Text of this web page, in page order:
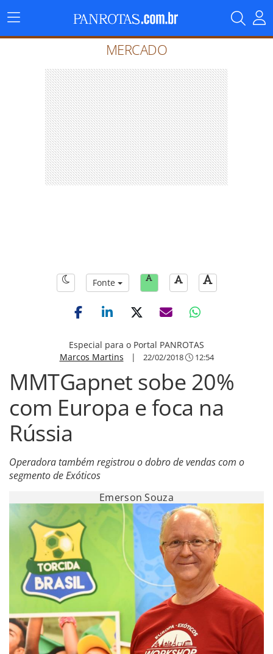
Menu
Principal
MERCADO
Fonte
Especial para o Portal PANROTAS
Marcos Martins | 22/02/2018 12:54
MMTGapnet sobe 20%
com Europa e foca na
Rússia
Operadora também registrou o dobro de vendas com o
segmento de Exóticos
Emerson Souza